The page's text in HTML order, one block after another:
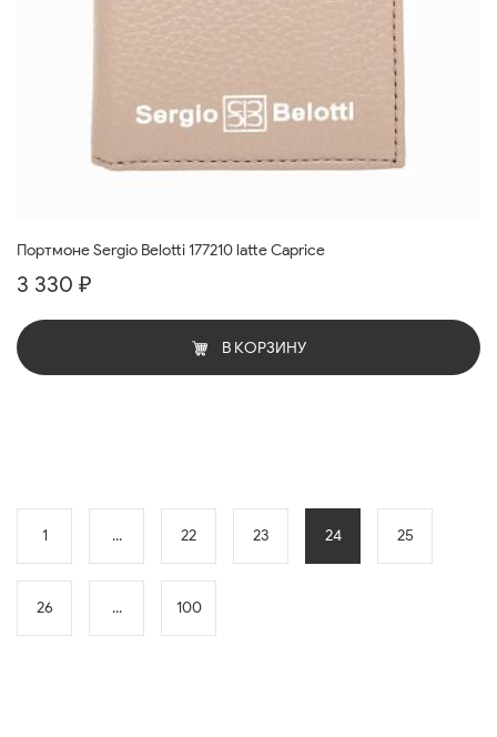
Портмоне Sergio Belotti 177210 latte Caprice
3 330 ₽
В КОРЗИНУ
1 ... 22 23 24 25
26 ... 100